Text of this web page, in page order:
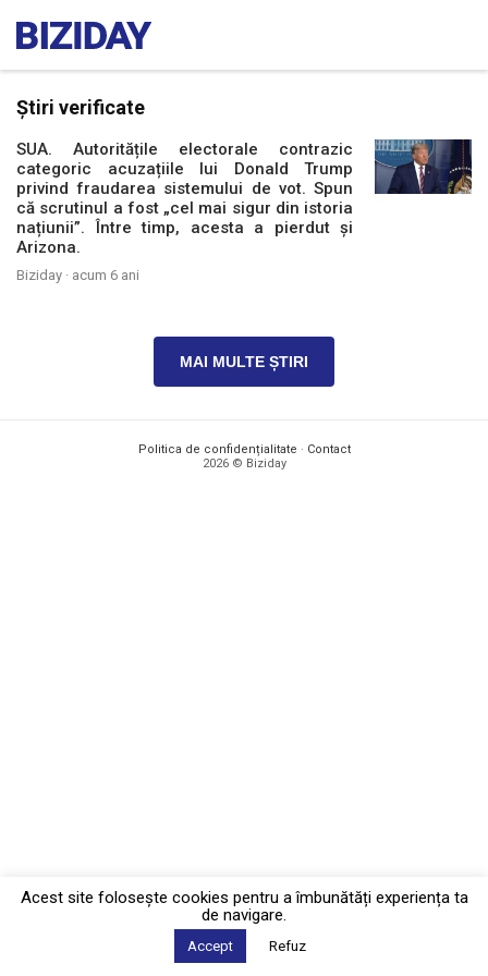
Știri verificate
SUA. Autoritățile electorale contrazic
categoric acuzațiile lui Donald Trump
privind fraudarea sistemului de vot. Spun
că scrutinul a fost „cel mai sigur din istoria
națiunii”. Între timp, acesta a pierdut și
Arizona.
Biziday · acum 6 ani
MAI MULTE ȘTIRI
Politica de confidențialitate · Contact
2026 © Biziday
Acest site foloseşte cookies pentru a îmbunătăți experiența ta
de navigare.
Accept Refuz